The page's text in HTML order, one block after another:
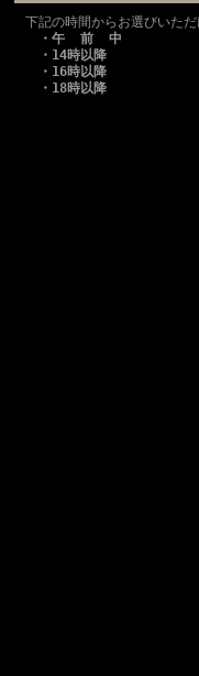
下記の時間からお選びいた
・午 前 中
・14時以降
・16時以降
・18時以降